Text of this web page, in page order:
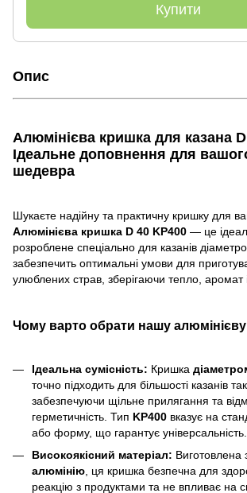
Купити
Опис
Алюмінієва кришка для казана
Ідеальне доповнення для
шедевра
Шукаєте надійну та практичну кришку для
Алюмінієва кришка D 40 KP400 — це
розроблене спеціально для казанів
забезпечить оптимальні умови для
улюблених страв, зберігаючи тепло, аромат і
Чому варто обрати нашу
Ідеальна сумісність: Кришка
точно підходить для більшості казанів
забезпечуючи щільне прилягання та
герметичність. Тип KP400 вказує на
або форму, що гарантує універсальність.
Високоякісний матеріал: Виготовлена
алюмінію, ця кришка безпечна для
реакцію з продуктами та не впливає на